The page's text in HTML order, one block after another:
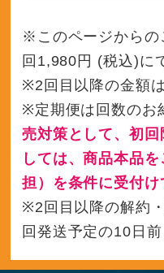
※このページからの
回1,980円 (税込)に
※2回目以降の金額
※定期便は回数のお
売対策として、初
しては、商品本品
担）を条件に受付け
※2回目以降の解約
回発送予定の10日